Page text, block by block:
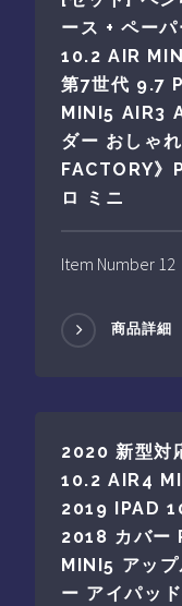
ース + ペー
10.2 AIR
第7世代 9.7
MINI5 AIR3
ダー おしゃ
FACTORY》
ロ ミニ
Item Number 12
商品詳細
2020 新型対
10.2 AIR4
2019 IPAD
2018 カバー
MINI5 アッ
ー アイパッ